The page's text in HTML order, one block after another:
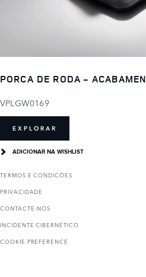
PORCA DE RODA -
VPLGW0169
EXPLORAR
ADICIONAR NA WISHLIST
TERMOS E CONDICÕES
PRIVACIDADE
CONTACTE-NOS
INCIDENTE CIBERNÉTICO
COOKIE PREFERENCE